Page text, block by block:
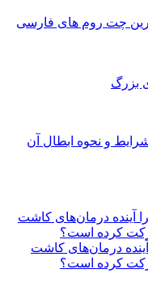
چت روم های فارسی
بزرگ
و نحوه ابطال آن
آینده درمان‌های کاشت
کرده است؟